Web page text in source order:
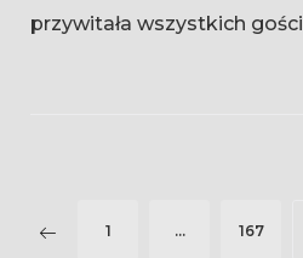
przywitała wszystkich gości
Nawigacja
1 … 167